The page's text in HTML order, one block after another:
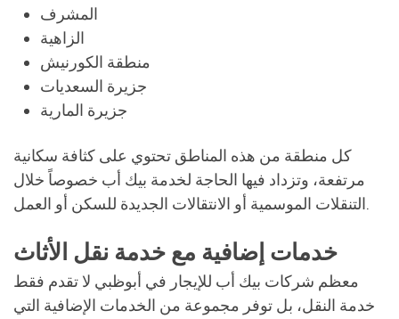
المشرف
الزاهية
منطقة الكورنيش
جزيرة السعديات
جزيرة المارية
كل منطقة من هذه المناطق تحتوي على كثافة سكانية
مرتفعة، وتزداد فيها الحاجة لخدمة بيك أب خصوصاً خلال
التنقلات الموسمية أو الانتقالات الجديدة للسكن أو العمل.
خدمات إضافية مع خدمة نقل الأثاث
معظم شركات بيك أب للإيجار في أبوظبي لا تقدم فقط
خدمة النقل، بل توفر مجموعة من الخدمات الإضافية التي